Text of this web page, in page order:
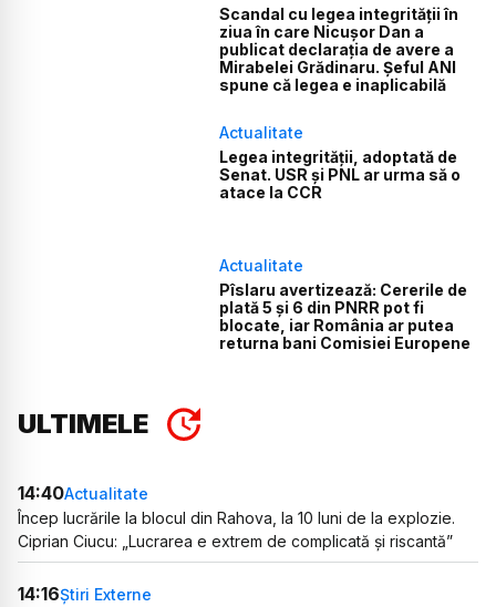
Scandal cu legea integrității în
ziua în care Nicușor Dan a
publicat declarația de avere a
Mirabelei Grădinaru. Șeful ANI
spune că legea e inaplicabilă
Actualitate
Legea integrității, adoptată de
Senat. USR și PNL ar urma să o
atace la CCR
Actualitate
Pîslaru avertizează: Cererile de
plată 5 și 6 din PNRR pot fi
blocate, iar România ar putea
returna bani Comisiei Europene
ULTIMELE
14:40Actualitate
Încep lucrările la blocul din Rahova, la 10 luni de la explozie.
Ciprian Ciucu: „Lucrarea e extrem de complicată și riscantă”
14:16Știri Externe